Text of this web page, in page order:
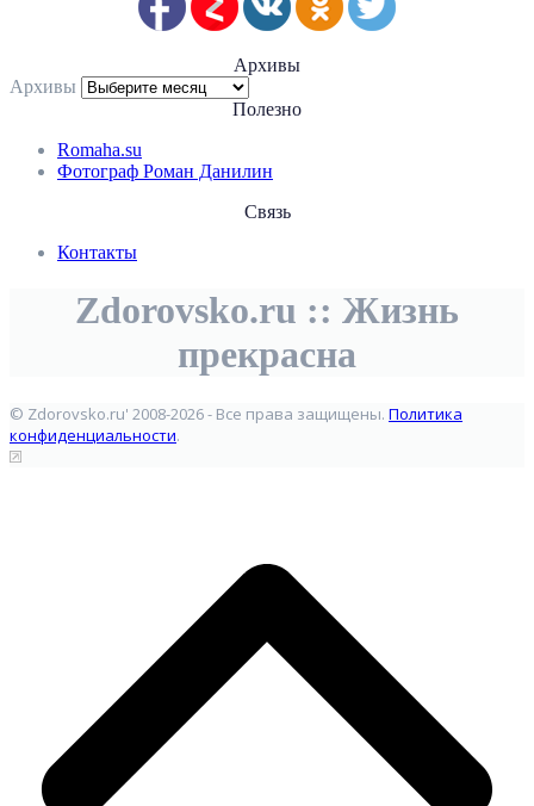
Архивы
Архивы
Полезно
Romaha.su
Фотограф Роман Данилин
Связь
Контакты
Zdorovsko.ru :: Жизнь
прекрасна
© Zdorovsko.ru' 2008-2026 - Все права защищены. Политика
конфиденциальности.